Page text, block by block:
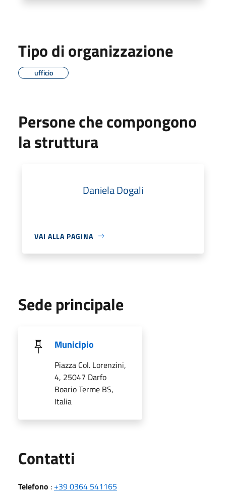
Tipo di organizzazione
ufficio
Persone che compongono
la struttura
Daniela Dogali
VAI ALLA PAGINA
Sede principale
Municipio
Piazza Col. Lorenzini,
4, 25047 Darfo
Boario Terme BS,
Italia
Contatti
Telefono : +39 0364 541165